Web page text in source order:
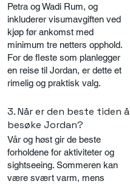
Petra og Wadi Rum, og
inkluderer visumavgiften ved
kjøp før ankomst med
minimum tre netters opphold.
For de fleste som planlegger
en reise til Jordan, er dette et
rimelig og praktisk valg.
3. Når er den beste tiden å
besøke Jordan?
Vår og høst gir de beste
forholdene for aktiviteter og
sightseeing. Sommeren kan
være svært varm, mens